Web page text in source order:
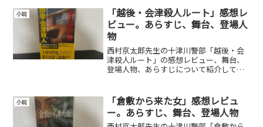
小説
「越後・会津殺人ルート」感想レ
ビュー。あらすじ、舞台、登場人
物
西村京太郎先生の十津川警部「越後・会
津殺人ルート」の感想レビュー、舞台、
登場人物、あらすじについて紹介してい
小説
「倉敷から来た女」感想レビュ
ー。あらすじ、舞台、登場人物